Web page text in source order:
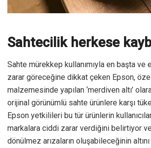
Sahtecilik herkese
Sahte mürekkep kullanımıyla en başta ve
zarar göreceğine dikkat çeken Epson,
malzemesinde yapılan ‘merdiven altı’
orijinal görünümlü sahte ürünlere karşı
Epson yetkilileri bu tür ürünlerin
markalara ciddi zarar verdiğini belirtiyor
dönülmez arızaların oluşabileceğinin